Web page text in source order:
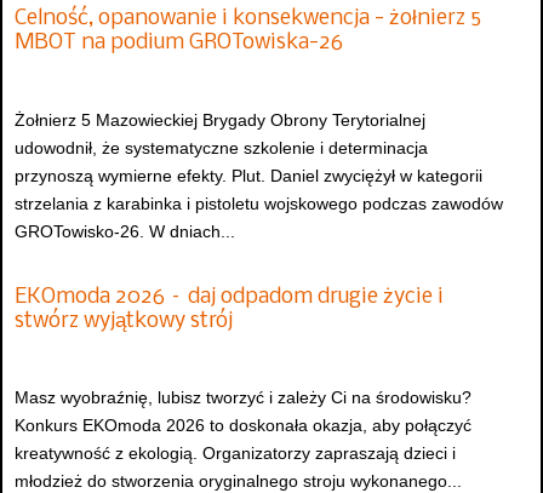
Celność, opanowanie i konsekwencja - żołnierz 5
MBOT na podium GROTowiska-26
Żołnierz 5 Mazowieckiej Brygady Obrony Terytorialnej
udowodnił, że systematyczne szkolenie i determinacja
przynoszą wymierne efekty. Plut. Daniel zwyciężył w kategorii
strzelania z karabinka i pistoletu wojskowego podczas zawodów
GROTowisko-26. W dniach...
EKOmoda 2026 – daj odpadom drugie życie i
stwórz wyjątkowy strój
Masz wyobraźnię, lubisz tworzyć i zależy Ci na środowisku?
Konkurs EKOmoda 2026 to doskonała okazja, aby połączyć
kreatywność z ekologią. Organizatorzy zapraszają dzieci i
młodzież do stworzenia oryginalnego stroju wykonanego...